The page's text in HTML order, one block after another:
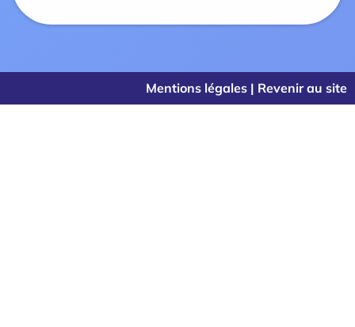
Mentions légales | Revenir au site